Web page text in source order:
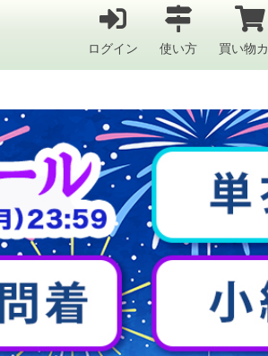
ログイン 使い方 買い物